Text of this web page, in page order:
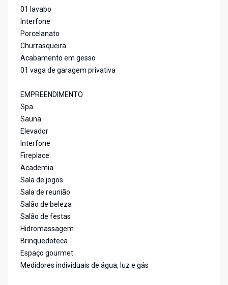
01 lavabo
Interfone
Porcelanato
Churrasqueira
Acabamento em gesso
01 vaga de garagem privativa
EMPREENDIMENTO
Spa
Sauna
Elevador
Interfone
Fireplace
Academia
Sala de jogos
Sala de reunião
Salão de beleza
Salão de festas
Hidromassagem
Brinquedoteca
Espaço gourmet
Medidores individuais de água, luz e gás